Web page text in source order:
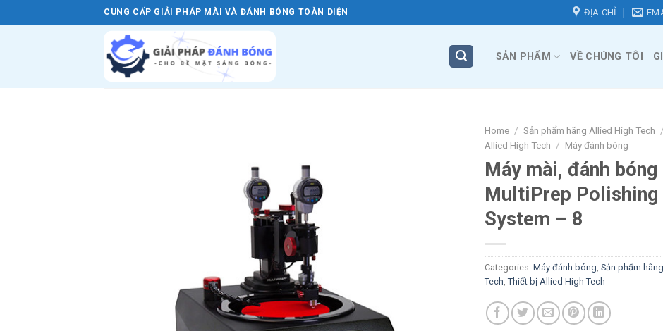
to
CUNG CẤP GIẢI PHÁP MÀI VÀ ĐÁNH BÓNG TOÀN DIỆN ĐỊA CHỈ
SẢN PHẨM VỀ CHÚNG TÔI
Home / Sản phẩm hãng Allied High Tech /
Allied High Tech / Máy đánh bóng
Máy mài, đánh bóng
MultiPrep Polishing
System – 8
Categories: Máy đánh bóng Sản phẩm
Tech Thiết bị Allied High Tech